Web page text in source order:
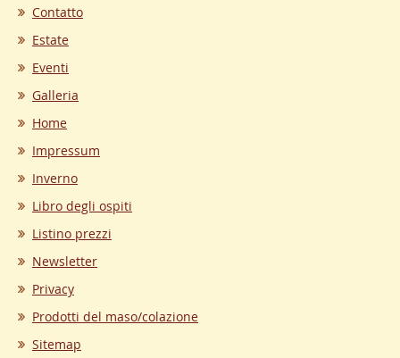
Contatto
Estate
Eventi
Galleria
Home
Impressum
Inverno
Libro degli ospiti
Listino prezzi
Newsletter
Privacy
Prodotti del maso/colazione
Sitemap